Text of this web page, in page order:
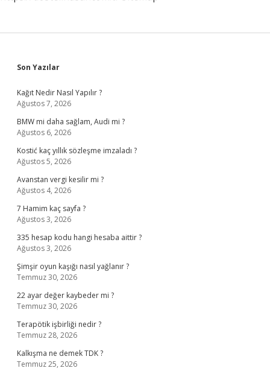
Sidebar
Son Yazılar
Kağıt Nedir Nasıl Yapılır ?
Ağustos 7, 2026
BMW mi daha sağlam, Audi mi ?
Ağustos 6, 2026
Kostić kaç yıllık sözleşme imzaladı ?
Ağustos 5, 2026
Avanstan vergi kesilir mi ?
Ağustos 4, 2026
7 Hamim kaç sayfa ?
Ağustos 3, 2026
335 hesap kodu hangi hesaba aittir ?
Ağustos 3, 2026
Şimşir oyun kaşığı nasıl yağlanır ?
Temmuz 30, 2026
22 ayar değer kaybeder mi ?
Temmuz 30, 2026
Terapötik işbirliği nedir ?
Temmuz 28, 2026
Kalkışma ne demek TDK ?
Temmuz 25, 2026